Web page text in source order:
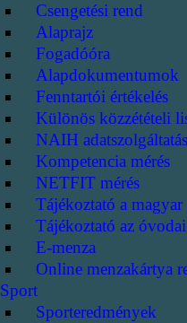
Csengetési rend
Alaprajz
Fogadóóra
Alapdokumentumok
Fenntartói értékelés
Különös közzétételi
NAIH adatszolgáltatás
Kompetencia mérés
NETFIT mérés
Tájékoztató a
Tájékoztató az
E-menza
Online menzakártya
Sport
Sporteredmények